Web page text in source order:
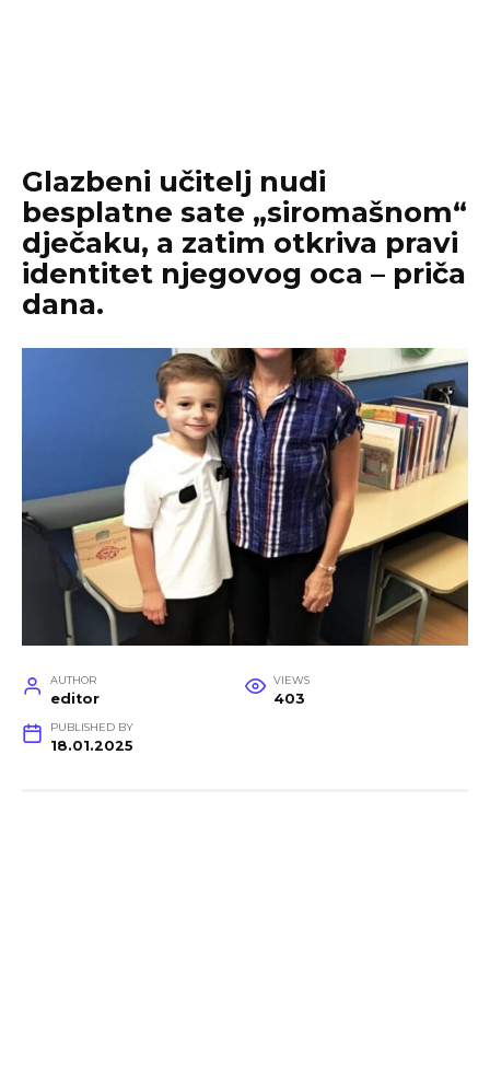
Glazbeni učitelj nudi
besplatne sate „siromašnom“
dječaku, a zatim otkriva pravi
identitet njegovog oca – priča
dana.
AUTHOR
editor
VIEWS
403
PUBLISHED BY
18.01.2025